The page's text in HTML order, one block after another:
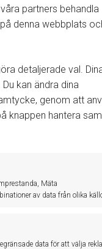
partners behandla
denna webbplats
detaljerade val.
kan ändra dina
genom att
knappen hantera
Mäta
av data från olika
data för att välja
fliken
momsfri”.
→ Kontomallar.